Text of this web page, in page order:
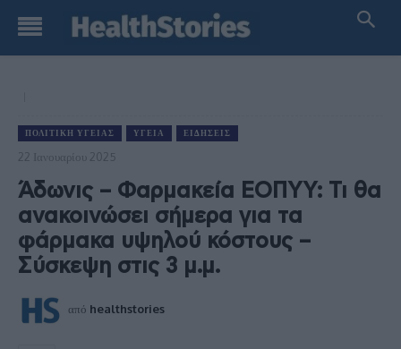
ΠΟΛΙΤΙΚΉ ΥΓΕΊΑΣ ΥΓΕΊΑ ΕΙΔΉΣΕΙΣ
22 Ιανουαρίου 2025
Άδωνις – Φαρμακεία ΕΟΠΥΥ: Τι θα
ανακοινώσει σήμερα για τα
φάρμακα υψηλού κόστους –
Σύσκεψη στις 3 μ.μ.
από healthstories